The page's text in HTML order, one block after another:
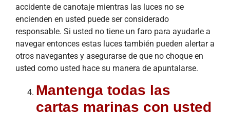
accidente de canotaje mientras las luces no se
encienden en usted puede ser considerado
responsable. Si usted no tiene un faro para ayudarle a
navegar entonces estas luces también pueden alertar a
otros navegantes y asegurarse de que no choque en
usted como usted hace su manera de apuntalarse.
Mantenga todas las
cartas marinas con usted